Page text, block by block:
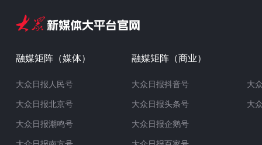
融媒矩阵（媒体）
大众日报人民号
大众日报北京号
大众日报潮鸣号
融媒矩阵（商业）
大众日报抖音号
大众日报头条号
大众日报企鹅号
大
大